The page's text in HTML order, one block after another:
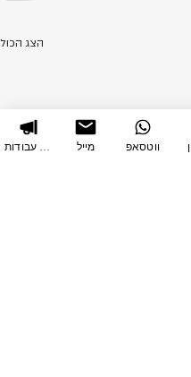
הצג הכול
מייל ווטסאפ